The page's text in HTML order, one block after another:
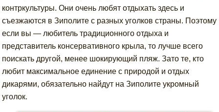
контркультуры. Они очень любят отдыхать здесь и
съезжаются в Зиполите с разных уголков страны. Поэтому
если вы — любитель традиционного отдыха и
представитель консервативного крыла, то лучше всего
поискать другой, менее шокирующий пляж. Зато те, кто
любит максимальное единение с природой и отдых
дикарями, обязательно найдут на Зиполите укромный
уголок.